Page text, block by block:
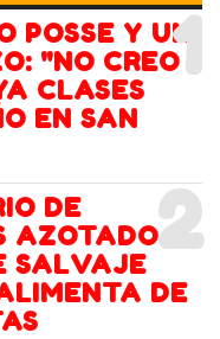
1
POSSE Y UN
"NO CREO
CLASES
EN SAN
2
DE
AZOTADO
SALVAJE
DE